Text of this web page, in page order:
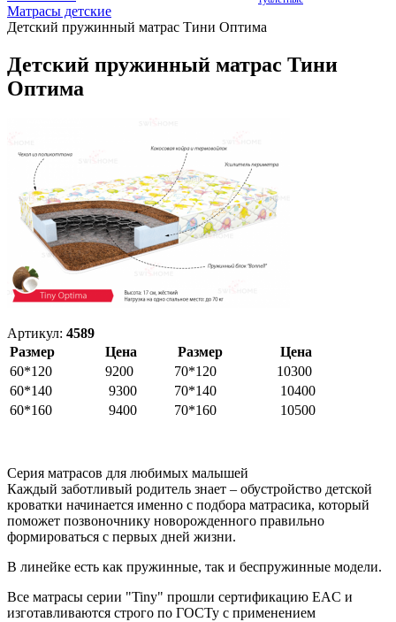
Матрасы детские
Детский пружинный матрас Тини Оптима
Детский пружинный матрас Тини
Оптима
Артикул: 4589
Размер
Цена Размер
Цена
60*120
9200 70*120
10300
60*140
9300 70*140
10400
60*160
9400 70*160 10500
Серия матрасов для любимых малышей
Каждый заботливый родитель знает – обустройство детской
кроватки начинается именно с подбора матрасика, который
поможет позвоночнику новорожденного правильно
формироваться с первых дней жизни.
В линейке есть как пружинные, так и беспружинные модели.
Все матрасы серии "Tiny" прошли сертификацию EAC и
изготавливаются строго по ГОСТу с применением